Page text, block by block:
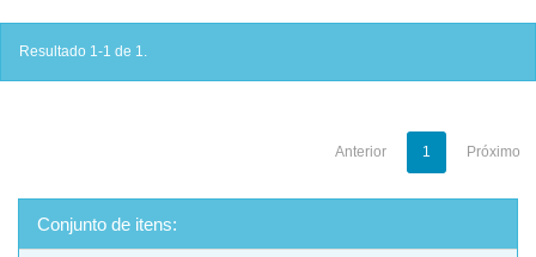
Resultado 1-1 de 1.
Anterior 1 Próximo
Conjunto de itens: